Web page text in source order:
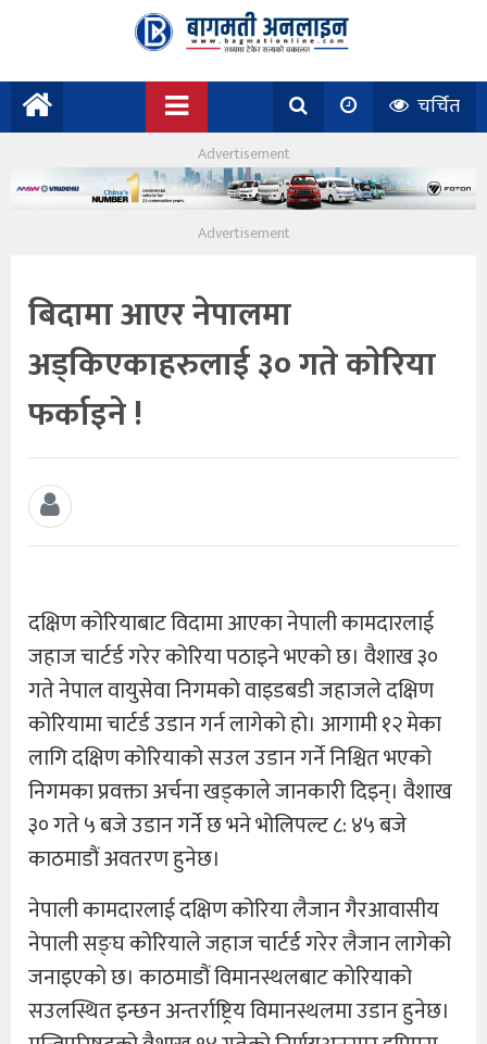
चर्चित
बिदामा आएर नेपालमा
अड्किएकाहरुलाई ३० गते काेरिया
फर्काइने !
दक्षिण कोरियाबाट विदामा आएका नेपाली कामदारलाई
जहाज चार्टर्ड गरेर कोरिया पठाइने भएको छ। वैशाख ३०
गते नेपाल वायुसेवा निगमको वाइडबडी जहाजले दक्षिण
कोरियामा चार्टर्ड उडान गर्न लागेको हो। आगामी १२ मेका
लागि दक्षिण कोरियाको सउल उडान गर्ने निश्चित भएको
निगमका प्रवक्ता अर्चना खड्काले जानकारी दिइन्। वैशाख
३० गते ५ बजे उडान गर्ने छ भने भोलिपल्ट ८: ४५ बजे
काठमाडौं अवतरण हुनेछ।
नेपाली कामदारलाई दक्षिण कोरिया लैजान गैरआवासीय
नेपाली सङ्घ कोरियाले जहाज चार्टर्ड गरेर लैजान लागेको
जनाइएको छ। काठमाडौं विमानस्थलबाट कोरियाको
सउलस्थित इन्छन अन्तर्राष्ट्रिय विमानस्थलमा उडान हुनेछ।